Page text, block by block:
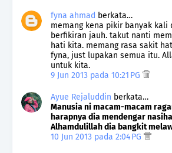
fyna ahmad berkata…
memang kena pikir banyak kali
berfikiran jauh. takut nanti
hati kita. memang rasa sakit
fyna, just lupakan semua itu.
untuk kita.
9 Jun 2013 pada 10:21 PG
Ayue Rejaluddin berkata…
Manusia ni macam-macam
harapnya dia mendengar
Alhamdulillah dia bangkit
10 Jun 2013 pada 2:04 PG